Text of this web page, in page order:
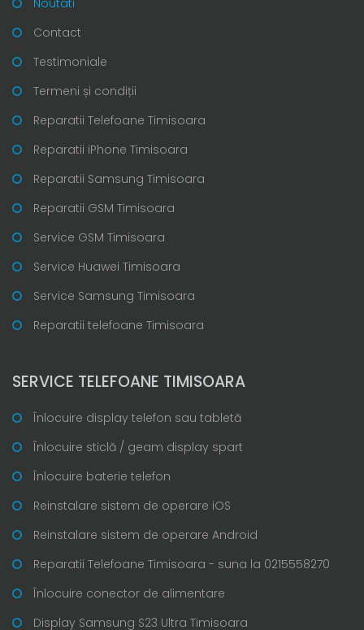
Contact
Testimoniale
Termeni și condiții
Reparatii Telefoane Timisoara
Reparatii iPhone Timisoara
Reparatii Samsung Timisoara
Reparatii GSM Timisoara
Service GSM Timisoara
Service Huawei Timisoara
Service Samsung Timisoara
Reparatii telefoane Timisoara
SERVICE TELEFOANE TIMISOARA
Înlocuire display telefon sau tabletă
Înlocuire sticlă / geam display spart
Înlocuire baterie telefon
Reinstalare sistem de operare iOS
Reinstalare sistem de operare Android
Reparatii Telefoane Timisoara - suna la 0215558270
Înlocuire conector de alimentare
Display Samsung S23 Ultra Timisoara